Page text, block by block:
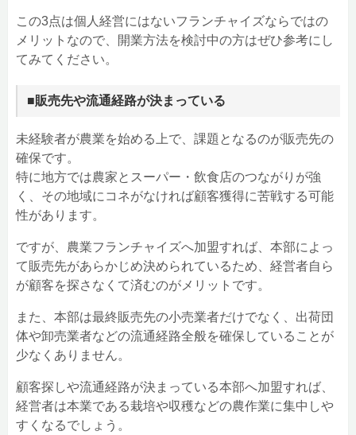
この3点は個人経営にはないフランチャイズならではの
メリットなので、開業方法を検討中の方はぜひ参考にし
てみてください。
■販売先や流通経路が決まっている
未経験者が農業を始める上で、課題となるのが販売先の
確保です。
特に地方では農家とスーパー・飲食店のつながりが強
く、その地域にコネがなければ顧客獲得に苦戦する可能
性があります。
ですが、農業フランチャイズへ加盟すれば、本部によっ
て販売先があらかじめ決められているため、経営者自ら
が顧客を探さなくて済むのがメリットです。
また、本部は最終販売先の小売業者だけでなく、出荷団
体や卸売業者などの流通経路全般を確保していることが
少なくありません。
顧客探しや流通経路が決まっている本部へ加盟すれば、
経営者は本業である栽培や収穫などの農作業に集中しや
すくなるでしょう。